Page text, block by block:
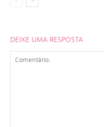
DEIXE UMA RESPOSTA